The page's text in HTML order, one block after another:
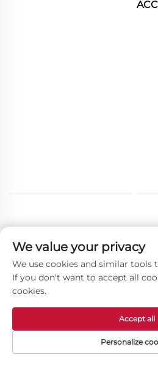
Autres Produits
We value your privacy
We use cookies and similar tools
If you don't want to accept all
cookies.
Personalize
Accept all